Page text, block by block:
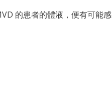
的患者的體液，便有可能感